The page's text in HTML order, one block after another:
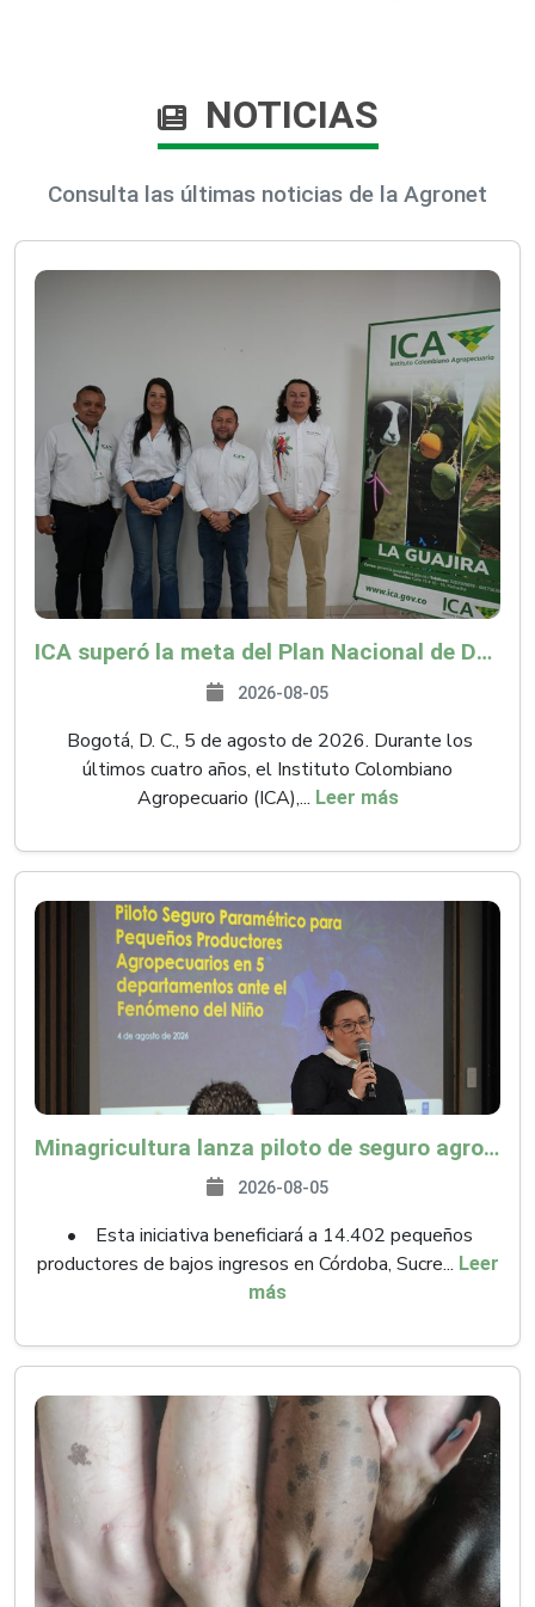
NOTICIAS
Consulta las últimas noticias de la Agronet
ICA superó la meta del Plan Nacional de Desarrollo y abrió 61 mercados internacionales
2026-08-05
Bogotá, D. C., 5 de agosto de 2026. Durante los
últimos cuatro años, el Instituto Colombiano
Agropecuario (ICA),... Leer más
Minagricultura lanza piloto de seguro agropecuario por $9.625 millones para proteger a más de 14.000 pequeños productores contra riesgos del Fenómeno de El Niño
2026-08-05
• Esta iniciativa beneficiará a 14.402 pequeños
productores de bajos ingresos en Córdoba, Sucre... Leer
más